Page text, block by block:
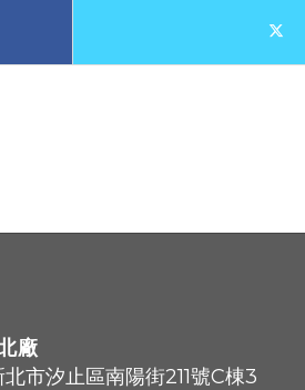
廠
市汐止區南陽街211號C棟3